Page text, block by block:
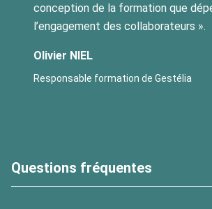
conception de la formation que
l’engagement des collaborateurs ».
Olivier NIEL
Responsable formation de Gestélia
Questions fréquentes